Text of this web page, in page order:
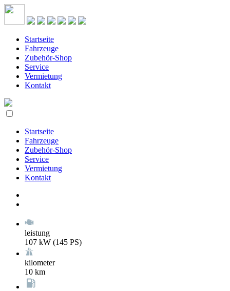
Startseite
Fahrzeuge
Zubehör-Shop
Service
Vermietung
Kontakt
Startseite
Fahrzeuge
Zubehör-Shop
Service
Vermietung
Kontakt
leistung
107 kW (145 PS)
kilometer
10 km